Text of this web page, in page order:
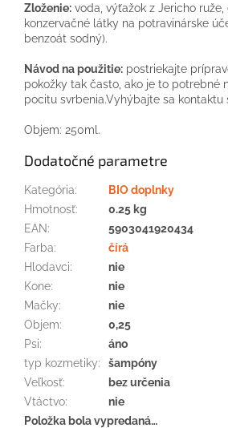
Zloženie: voda, výťažok z Jericho ruže,
konzervačné látky na potravinárske
benzoát sodný).
Návod na použitie: postriekajte
pokožky tak často, ako je to potrebné
pocitu svrbenia.Vyhýbajte sa kontaktu
Objem: 250ml.
Dodatočné parametre
Kategória:
BIO doplnky
Hmotnosť:
0.25 kg
EAN:
5903041920434
Farba:
čírá
Hlodavci:
nie
Kone:
nie
Mačky:
nie
Objem:
0,25
Psi:
áno
typ kozmetiky:
šampóny
Veľkosť:
bez určenia
Vtáctvo:
nie
Položka bola vypredaná…